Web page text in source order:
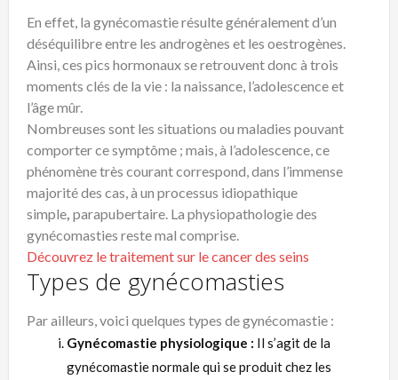
En effet, la gynécomastie résulte généralement d’un
déséquilibre entre les androgènes et les oestrogènes.
Ainsi, ces pics hormonaux se retrouvent donc à trois
moments clés de la vie : la naissance, l’adolescence et
l’âge mûr.
Nombreuses sont les situations ou maladies pouvant
comporter ce symptôme ; mais, à l’adolescence, ce
phénomène très courant correspond, dans l’immense
majorité des cas, à un processus idiopathique
simple parapubertaire. La physiopathologie des
gynécomasties reste mal comprise.
Découvrez le traitement sur le cancer des seins
Types de gynécomasties
Par ailleurs, voici quelques types de gynécomastie :
Gynécomastie physiologique : Il s’agit de la
gynécomastie normale qui se produit chez les